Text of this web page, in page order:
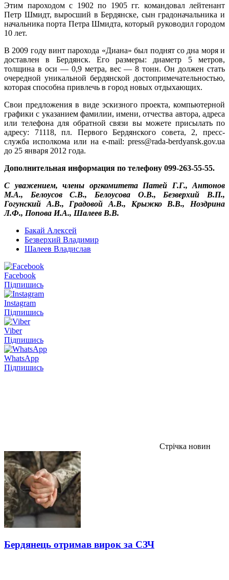
Этим пароходом с 1902 по 1905 гг. командовал лейтенант
Петр Шмидт, выросший в Бердянске, сын градоначальника и
начальника порта Петра Шмидта, который руководил городом
10 лет.
В 2009 году винт парохода «Диана» был поднят со дна моря и
доставлен в Бердянск. Его размеры: диаметр 5 метров,
толщина в оси — 0,9 метра, вес — 8 тонн. Он должен стать
очередной уникальной бердянской достопримечательностью,
которая способна привлечь в город новых отдыхающих.
Свои предложения в виде эскизного проекта, компьютерной
графики с указанием фамилии, имени, отчества автора, адреса
или телефона для обратной связи вы можете присылать по
адресу: 71118, пл. Первого Бердянского совета, 2, пресс-
служба исполкома или на e-mail: press@rada-berdyansk.gov.ua
до 25 января 2012 года.
Дополнительная информация по телефону 099-263-55-55.
С уважением, члены оргкомитета Патей Г.Г., Антонов
М.А., Белоусов С.В., Белоусова О.В., Безверхий В.П.,
Гогунский А.В., Градовой А.В., Крыжко В.В., Ноздрина
Л.Ф., Попова И.А., Шалеев В.В.
Бакай Алексей
Безверхий Владимир
Шалеев Владислав
Facebook
Підпишись
Instagram
Підпишись
Viber
Підпишись
WhatsApp
Підпишись
Стрічка новин
Бердянець отримав вирок за СЗЧ